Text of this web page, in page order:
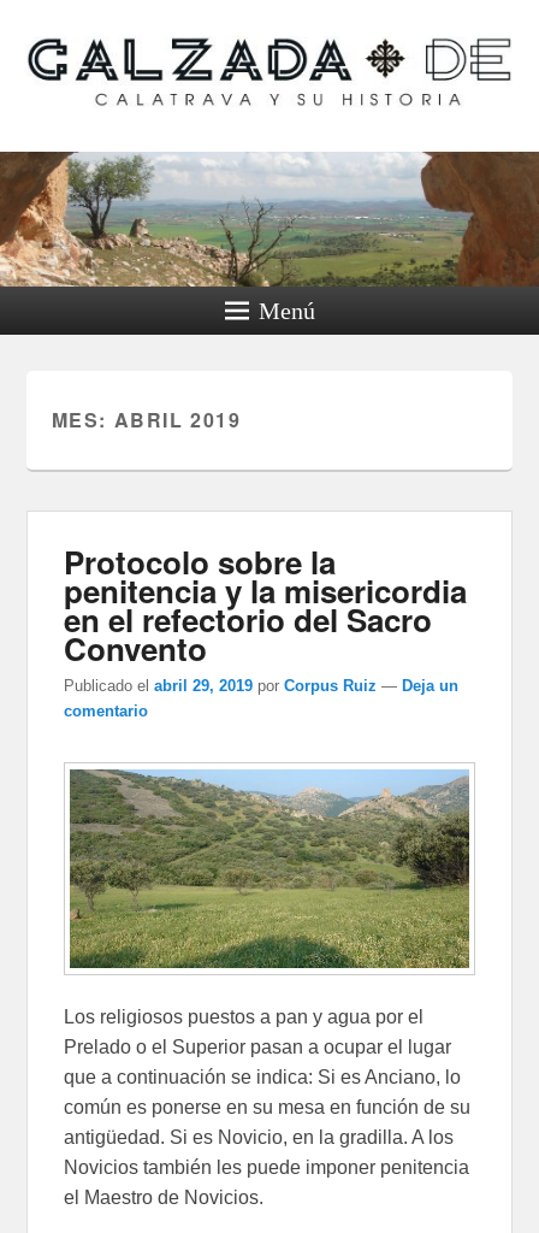
Calzada de Calatrava y
su historia
Menú
MES: ABRIL 2019
Protocolo sobre la
penitencia y la misericordia
en el refectorio del Sacro
Convento
Publicado el abril 29, 2019 porCorpus Ruiz — Deja un
comentario
Los religiosos puestos a pan y agua por el
Prelado o el Superior pasan a ocupar el lugar
que a continuación se indica: Si es Anciano, lo
común es ponerse en su mesa en función de su
antigüedad. Si es Novicio, en la gradilla. A los
Novicios también les puede imponer penitencia
el Maestro de Novicios.